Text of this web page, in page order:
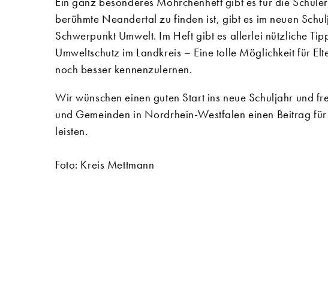
berühmte Neandertal zu finden ist, gibt es im neuen
Schwerpunkt Umwelt. Im Heft gibt es allerlei nützliche
Umweltschutz im Landkreis – Eine tolle Möglichkeit für
noch besser kennenzulernen.
Wir wünschen einen guten Start ins neue Schuljahr und
und Gemeinden in Nordrhein-Westfalen einen Beitrag
leisten.
Foto: Kreis Mettmann